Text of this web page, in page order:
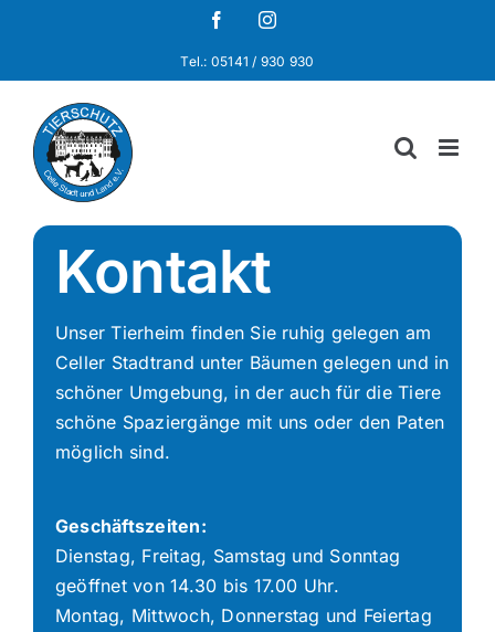
FacebookInstagram
Tel.: 05141 / 930 930
Kontakt
Unser Tierheim finden Sie ruhig gelegen am
Celler Stadtrand unter Bäumen gelegen und in
schöner Umgebung, in der auch für die Tiere
schöne Spaziergänge mit uns oder den Paten
möglich sind.
Geschäftszeiten:
Dienstag, Freitag, Samstag und Sonntag
geöffnet von 14.30 bis 17.00 Uhr.
Montag, Mittwoch, Donnerstag und Feiertag